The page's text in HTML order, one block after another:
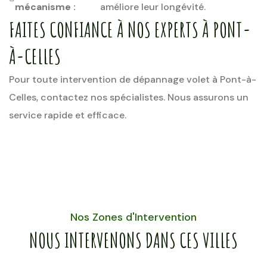
mécanisme :
améliore leur longévité.
FAITES CONFIANCE À NOS EXPERTS À PONT-
À-CELLES
Pour toute intervention de dépannage volet à Pont-à-
Celles, contactez nos spécialistes. Nous assurons un
service rapide et efficace.
Nos Zones d'Intervention
NOUS INTERVENONS DANS CES VILLES